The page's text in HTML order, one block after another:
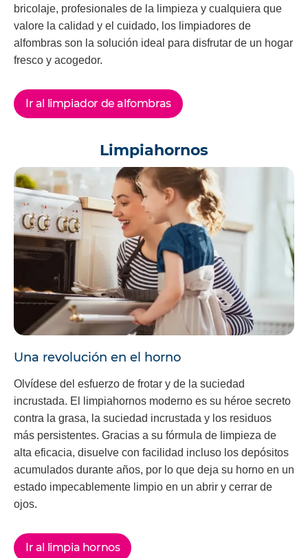
bricolaje, profesionales de la limpieza y cualquiera que
valore la calidad y el cuidado, los limpiadores de
alfombras son la solución ideal para disfrutar de un hogar
fresco y acogedor.
Ir al limpiador de alfombras
Limpiahornos
Una revolución en el horno
Olvídese del esfuerzo de frotar y de la suciedad
incrustada. El limpiahornos moderno es su héroe secreto
contra la grasa, la suciedad incrustada y los residuos
más persistentes. Gracias a su fórmula de limpieza de
alta eficacia, disuelve con facilidad incluso los depósitos
acumulados durante años, por lo que deja su horno en un
estado impecablemente limpio en un abrir y cerrar de
ojos.
Ir al limpia hornos